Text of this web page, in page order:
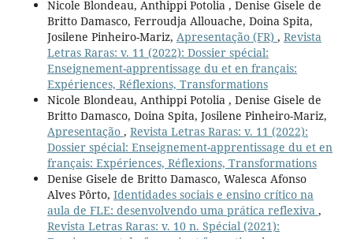
Nicole Blondeau, Anthippi Potolia , Denise Gisele de
Britto Damasco, Ferroudja Allouache, Doina Spita,
Josilene Pinheiro-Mariz, Apresentação (FR) , Revista
Letras Raras: v. 11 (2022): Dossier spécial:
Enseignement-apprentissage du et en français:
Expériences, Réflexions, Transformations
Nicole Blondeau, Anthippi Potolia , Denise Gisele de
Britto Damasco, Doina Spita, Josilene Pinheiro-Mariz,
Apresentação , Revista Letras Raras: v. 11 (2022):
Dossier spécial: Enseignement-apprentissage du et en
français: Expériences, Réflexions, Transformations
Denise Gisele de Britto Damasco, Walesca Afonso
Alves Pôrto, Identidades sociais e ensino crítico na
aula de FLE: desenvolvendo uma prática reflexiva ,
Revista Letras Raras: v. 10 n. Spécial (2021):